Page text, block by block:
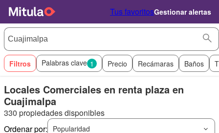
Tus favoritosGestionar alertas
Filtros Palabras clave 1 Precio Recámaras Baños
Locales Comerciales en renta plaza en
Cuajimalpa
330 propiedades disponibles
Ordenar por:
Popularidad